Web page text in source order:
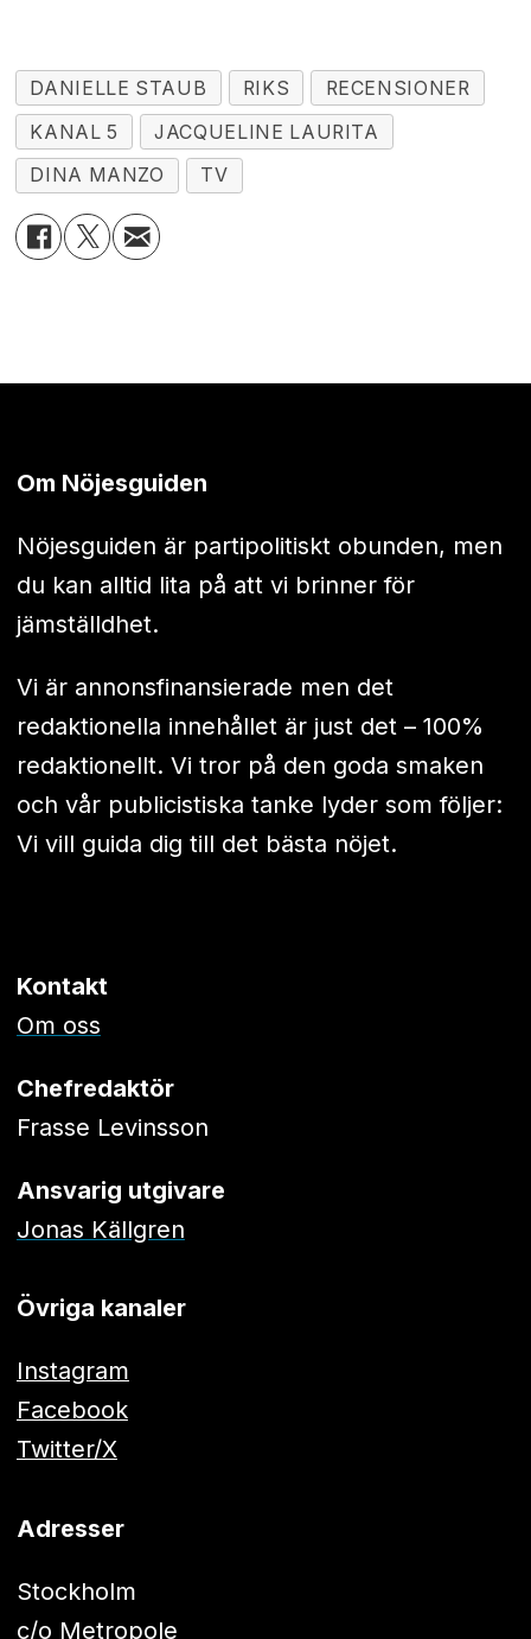
DANIELLE STAUB RIKS
RECENSIONER
KANAL 5
JACQUELINE LAURITA
DINA MANZO
TV
Om Nöjesguiden
Nöjesguiden är partipolitiskt obunden, men
du kan alltid lita på att vi brinner för
jämställdhet.
Vi är annonsfinansierade men det
redaktionella innehållet är just det – 100%
redaktionellt. Vi tror på den goda smaken
och vår publicistiska tanke lyder som följer:
Vi vill guida dig till det bästa nöjet.
Kontakt
Om oss
Chefredaktör
Frasse Levinsson
Ansvarig utgivare
Jonas Källgren
Övriga kanaler
Instagram
Facebook
Twitter/X
Adresser
Stockholm
c/o Metropole